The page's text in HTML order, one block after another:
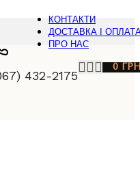
КОНТАКТИ
ДОСТАВКА І
ПРО НАС
432-2175
0